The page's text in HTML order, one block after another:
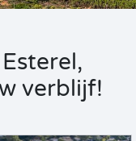
verblijf!